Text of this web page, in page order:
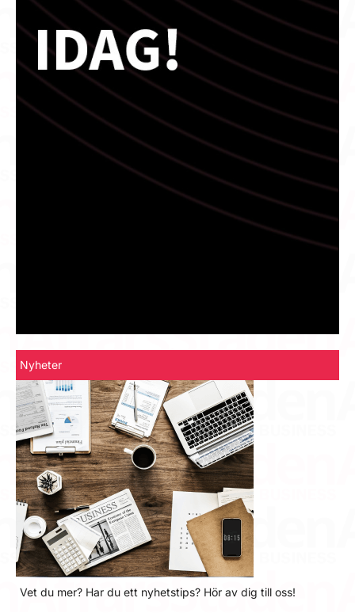
Nyheter
Vet du mer? Har du ett nyhetstips? Hör av dig till oss!